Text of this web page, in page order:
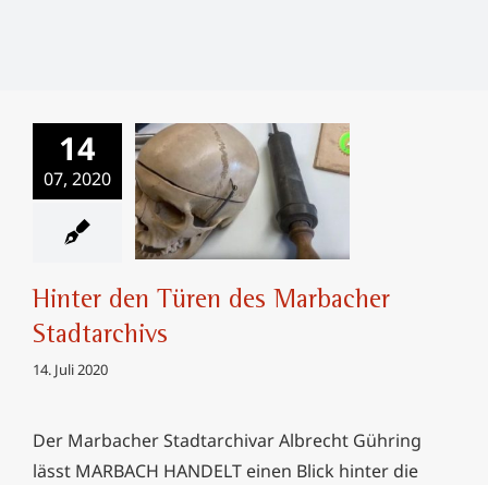
14
07, 2020
Hinter den Türen
des Marbacher
Stadtarchivs
Hinter den Türen des Marbacher
Stadtarchivs
14. Juli 2020
Der Marbacher Stadtarchivar Albrecht Gühring
lässt MARBACH HANDELT einen Blick hinter die